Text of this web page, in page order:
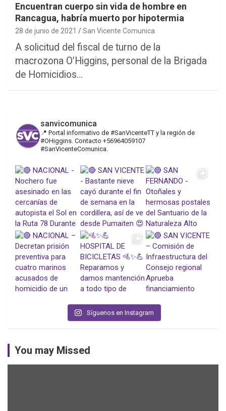
Encuentran cuerpo sin vida de hombre en
Rancagua, habría muerto por hipotermia
28 de junio de 2021 San Vicente Comunica
A solicitud del fiscal de turno de la
macrozona O’Higgins, personal de la Brigada
de Homicidios…
sanvicomunica
📍 Portal informativo de #SanVicenteTT y la región de
#OHiggins. Contacto +56964059107
#SanVicenteComunica.
Síguenos en Instagram
You may Missed